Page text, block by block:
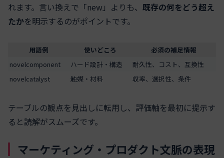
れます。言い換えで「new」よりも、 既存の何をどう超え
たかを明示するのがポイントです。
用語例 使いどころ
必須の補足情報
novelcomponent
ハード設計・構造
耐久性、コスト、互換性
novelcatalyst
触媒・材料 収率、選択性、条件
テーブルの観点を見出しに転用し、評価軸を最初に提示す
ると読解がスムーズです。
マーケティング・プロダクト文脈の表現